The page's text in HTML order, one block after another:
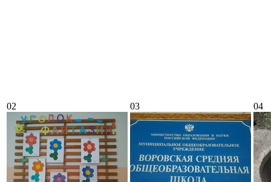
02 03 04